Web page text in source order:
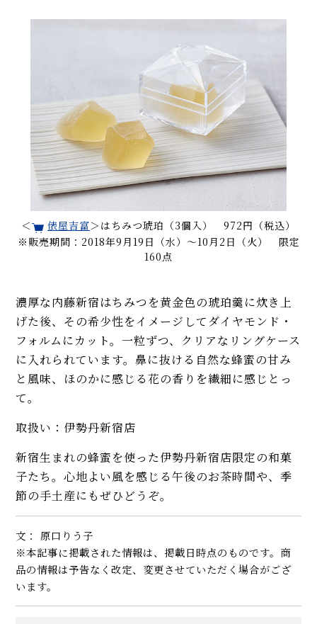
＜ 俵屋吉富＞はちみつ琥珀（3個入） 972円（税込）
※販売期間：2018年9月19日（水）〜10月2日（火） 限定
160点
濃厚な内藤新宿はちみつを黄金色の琥珀羹に炊き上
げた後、その希少性をイメージしてダイヤモンド・
フォルムにカット。一粒ずつ、クリアなリングケース
に入れられています。鼻に抜ける自然な蜂蜜の甘み
と風味、ほのかに感じる花の香りを繊細に感じとっ
て。
取扱い：伊勢丹新宿店
新宿生まれの蜂蜜を使った伊勢丹新宿店限定の和菓
子たち。心地よい風を感じる午後のお茶時間や、季
節の手土産にもぜひどうぞ。
文： 原口りう子
※本記事に掲載された情報は、掲載日時点のものです。商
品の情報は予告なく改定、変更させていただく場合がござ
います。